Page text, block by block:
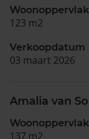
Woonoppervlak
123 m2
Verkoopdatum
03 maart 2026
Amalia van
Woonoppervlak
137 m2